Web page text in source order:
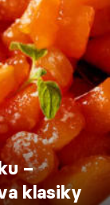
–
klasiky